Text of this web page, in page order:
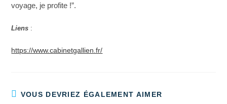
voyage, je profite !”.
Liens :
https://www.cabinetgallien.fr/
VOUS DEVRIEZ ÉGALEMENT AIMER